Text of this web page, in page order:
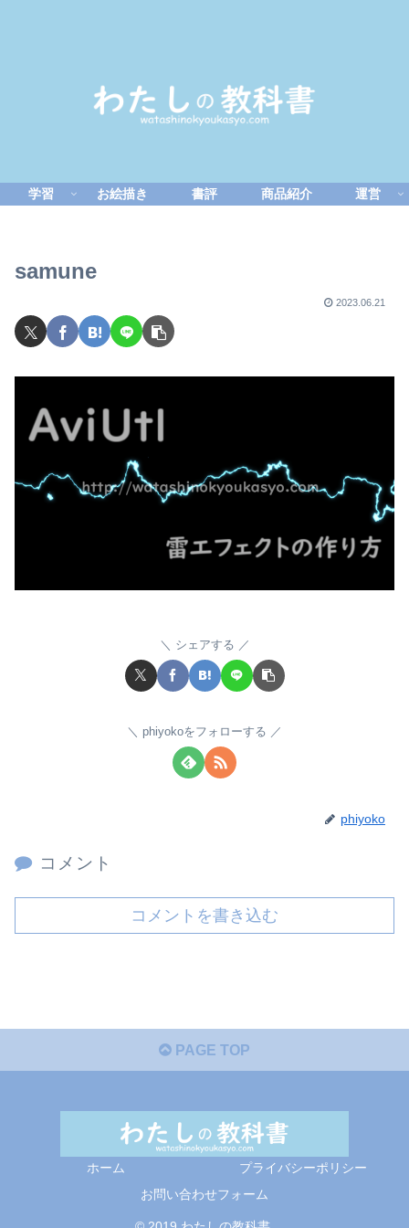
学習 お絵描き 書評 商品紹介 運営
samune
2023.06.21
シェアする
phiyokoをフォローする
phiyoko
コメント
コメントを書き込む
PAGE TOP
ホーム
プライバシーポリシー
お問い合わせフォーム